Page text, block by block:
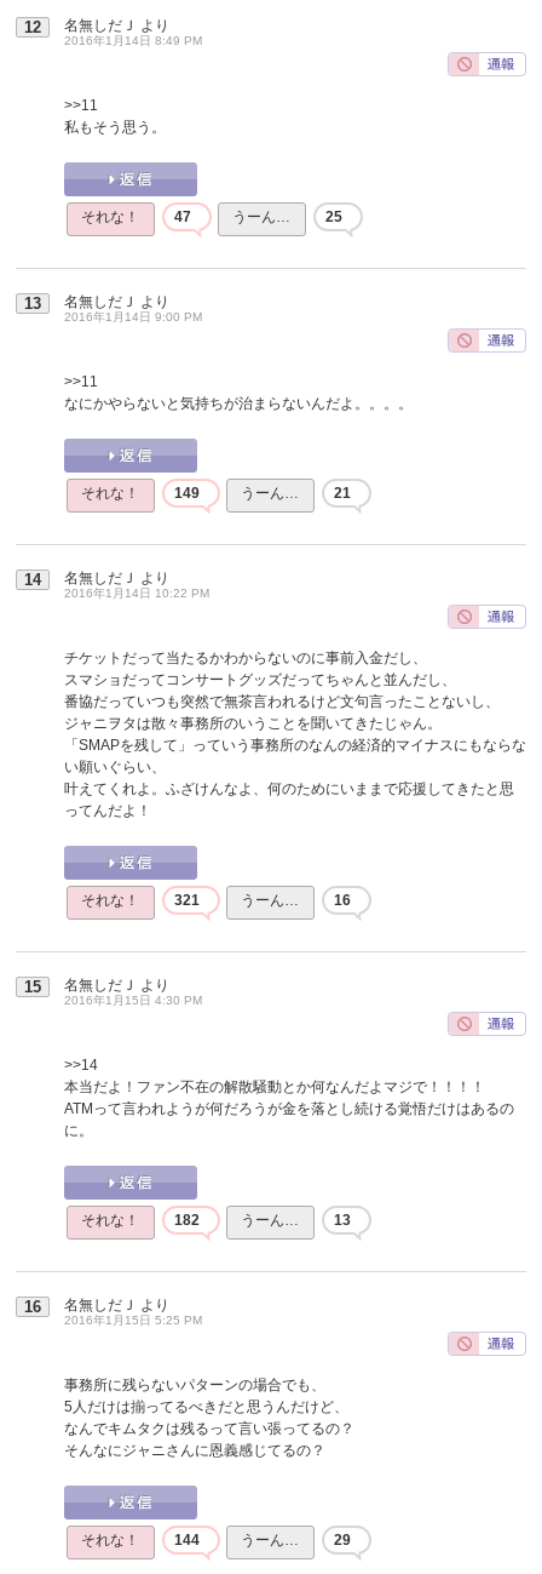
12 名無しだＪ より
2016年1月14日 8:49 PM
>>11
私もそう思う。
それな！ 47 うーん… 25
13 名無しだＪ より
2016年1月14日 9:00 PM
>>11
なにかやらないと気持ちが治まらないんだよ。。。。
それな！ 149 うーん… 21
14 名無しだＪ より
2016年1月14日 10:22 PM
チケットだって当たるかわからないのに事前入金だし、
スマショだってコンサートグッズだってちゃんと並んだし、
番協だっていつも突然で無茶言われるけど文句言ったことないし、
ジャニヲタは散々事務所のいうことを聞いてきたじゃん。
「SMAPを残して」っていう事務所のなんの経済的マイナスにもならな
い願いぐらい、
叶えてくれよ。ふざけんなよ、何のためにいままで応援してきたと思
ってんだよ！
それな！ 321 うーん… 16
15 名無しだＪ より
2016年1月15日 4:30 PM
>>14
本当だよ！ファン不在の解散騒動とか何なんだよマジで！！！！
ATMって言われようが何だろうが金を落とし続ける覚悟だけはあるの
に。
それな！ 182 うーん… 13
16 名無しだＪ より
2016年1月15日 5:25 PM
事務所に残らないパターンの場合でも、
5人だけは揃ってるべきだと思うんだけど、
なんでキムタクは残るって言い張ってるの？
そんなにジャニさんに恩義感じてるの？
それな！ 144 うーん… 29